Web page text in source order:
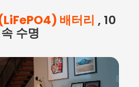
배터리 , 10
수명